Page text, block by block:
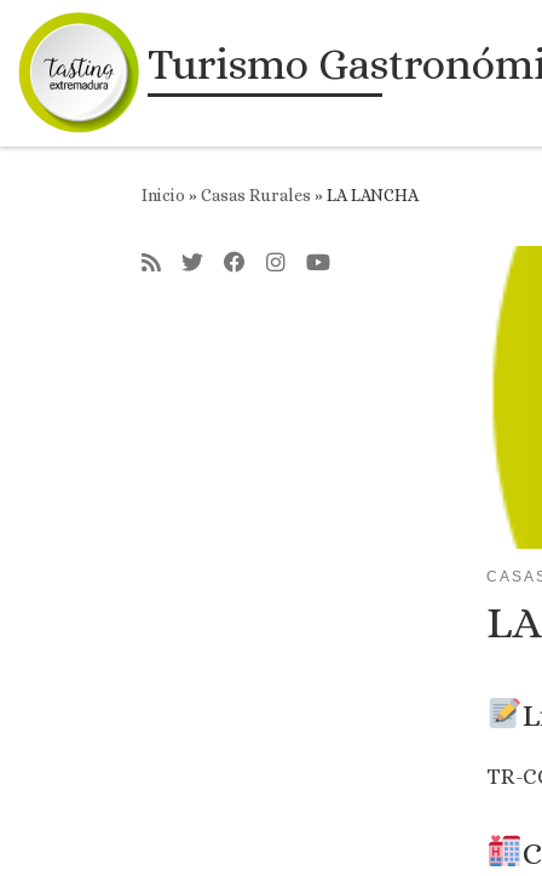
Saltar al contenido
Turismo
Inicio »Casas Rurales »LA LANCHA
TR-